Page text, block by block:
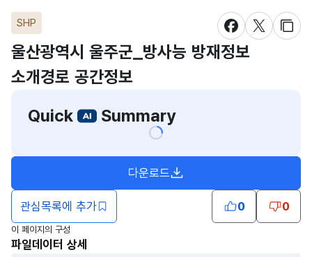
SHP
새창 열림새창 열림
새창
울산광역시 울주군_방사능 방재정보
소개경로 공간정보
Quick
Summary
관심목록에 추가
다운로드
0 0
이 페이지의 구성
파일데이터 상세